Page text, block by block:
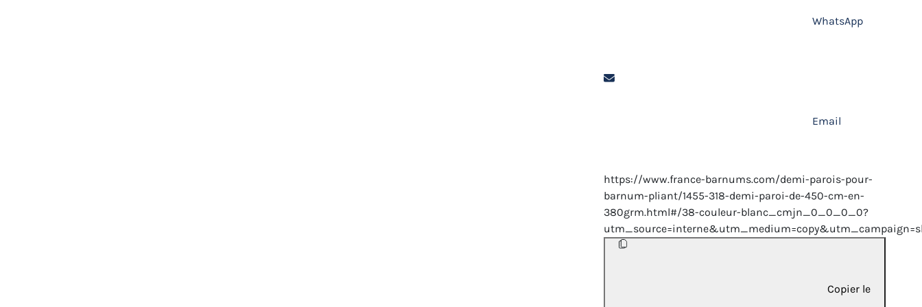
WhatsApp
Email
https://www.france-barnums.com/demi-parois-pour-
barnum-pliant/1455-318-demi-paroi-de-450-cm-en-
380grm.html#/38-couleur-blanc_cmjn_0_0_0_0?
Copier le